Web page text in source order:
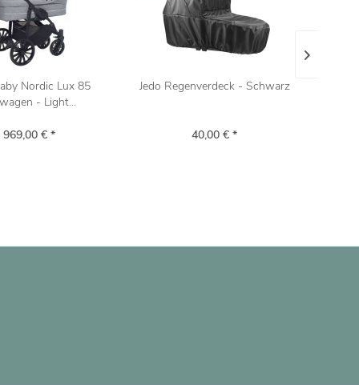
Nordic Lux 85
- Light...
969,00 € *
Jedo Regenverdeck - Schwarz
40,00 € *